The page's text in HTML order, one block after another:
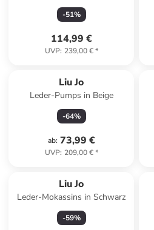
-51%
114,99 €
UVP: 239,00 €*
Liu Jo
Leder-Pumps in Beige
-64%
ab: 73,99 €
UVP: 209,00 €*
Liu Jo
Leder-Mokassins in Schwarz
-59%